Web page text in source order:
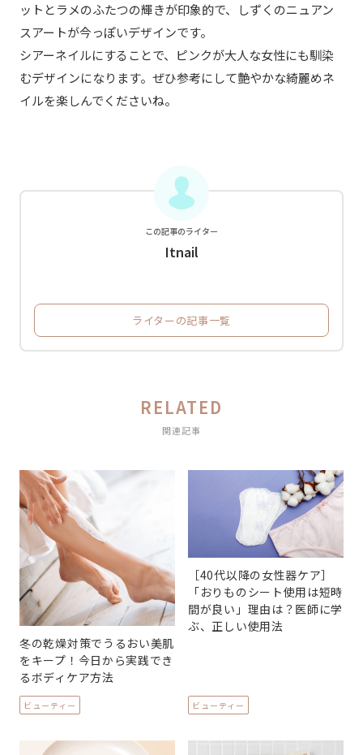
ットとラメのふたつの輝きが印象的で、しずくのニュアン
スアートが今っぽいデザインです。
シアーネイルにすることで、ピンクが大人な女性にも馴染
むデザインになります。ぜひ参考にして艶やかな綺麗めネ
イルを楽しんでくださいね。
この記事のライター
Itnail
ライターの記事一覧
RELATED
関連記事
冬の乾燥対策でうるおい美肌
をキープ！今日から実践でき
るボディケア方法
ビューティー
［40代以降の女性器ケア］
「おりものシート使用は短時
間が良い」理由は？医師に学
ぶ、正しい使用法
ビューティー